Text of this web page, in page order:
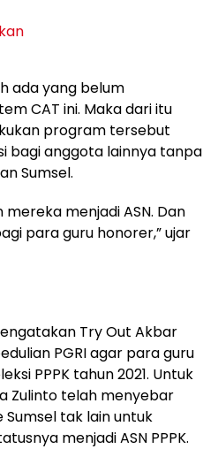
ada yang belum
CAT ini. Maka dari itu
program tersebut
bagi anggota lainnya tanpa
Sumsel.
menjadi ASN. Dan
para guru honorer,” ujar
Try Out Akbar
PGRI agar para guru
PPPK tahun 2021. Untuk
Zulinto telah menyebar
Sumsel tak lain untuk
menjadi ASN PPPK.